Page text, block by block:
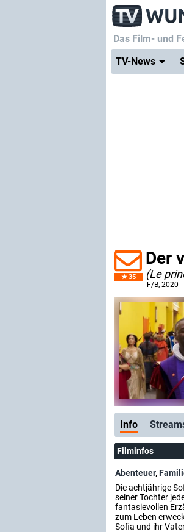
Das Film- und
TV-News
35
Der
(Le
F/B, 2020
Info
Filminfos
Abenteuer,
Die achtjährige
seiner Tochter
fantasievollen
zum Leben
Sofia und ihr